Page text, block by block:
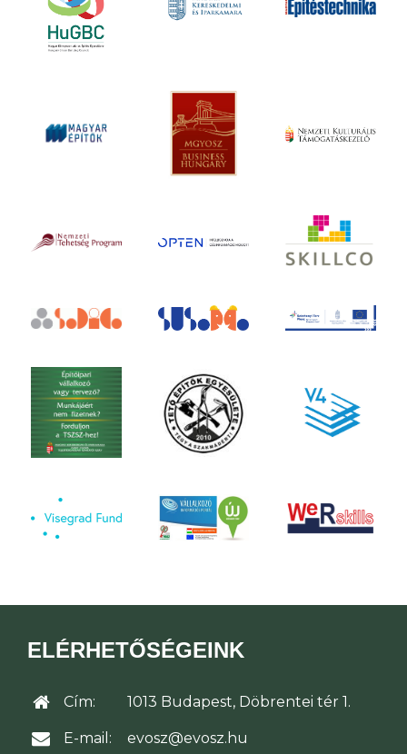
ELÉRHETŐSÉGEINK
Cím: 1013 Budapest, Döbrentei tér 1.
E-mail: evosz@evosz.hu